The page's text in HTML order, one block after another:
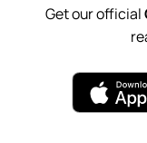
Get our official